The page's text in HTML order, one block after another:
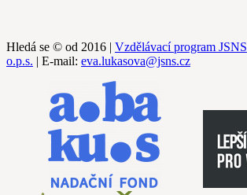
Hledá se © od 2016 | Vzdělávací program JSNS
o.p.s. | E-mail: eva.lukasova@jsns.cz